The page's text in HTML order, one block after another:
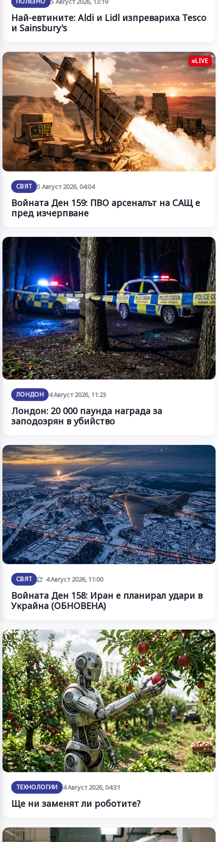
Най-евтините: Aldi и Lidl изпревариха Tesco
и Sainsbury's
LIVE
СВЯТ 5 Август 2026, 04:04
Войната Ден 159: ПВО арсеналът на САЩ е
пред изчерпване
ЛОНДОН 4 Август 2026, 11:23
Лондон: 20 000 паунда награда за
заподозрян в убийство
СВЯТ Обновена
4 Август 2026, 11:00
Войната Ден 158: Иран е планирал удари в
Украйна (ОБНОВЕНА)
ТЕХНОЛОГИИ 4 Август 2026, 04:31
Ще ни заменят ли роботите?